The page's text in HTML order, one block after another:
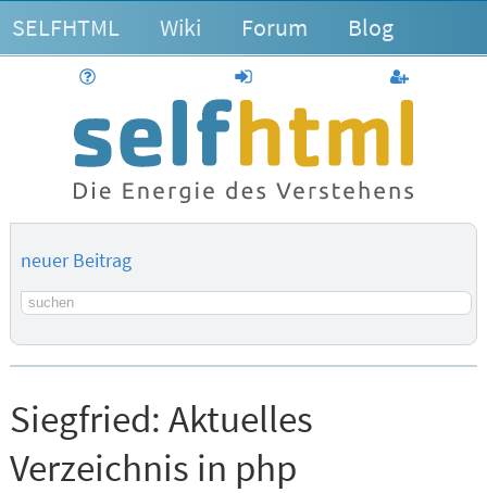
SELFHTML Wiki Forum Blog
anmelden
neuer Beitrag
Suchbegriff
Siegfried: Aktuelles
Verzeichnis in php